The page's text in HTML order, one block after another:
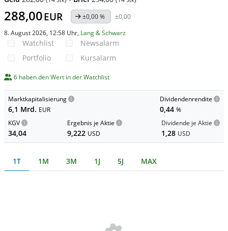
288,00EUR ±0,00 %
±0,00
8. August 2026, 12:58 Uhr, Lang & Schwarz
Watchlist
Portfolio
Newsalarm
Kursalarm
6 haben den Wert in der Watchlist
Marktkapitalisierung
6,1 Mrd. EUR
Dividendenrendite
0,44 %
KGV
34,04
Ergebnis je Aktie
9,222 USD
Dividende je Aktie
1,28 USD
1T 1M 3M 1J 5J MAX